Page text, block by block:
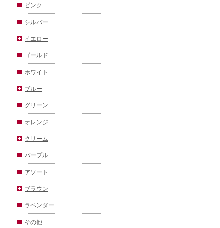
ピンク
シルバー
イエロー
ゴールド
ホワイト
ブルー
グリーン
オレンジ
クリーム
パープル
アソート
ブラウン
ラベンダー
その他